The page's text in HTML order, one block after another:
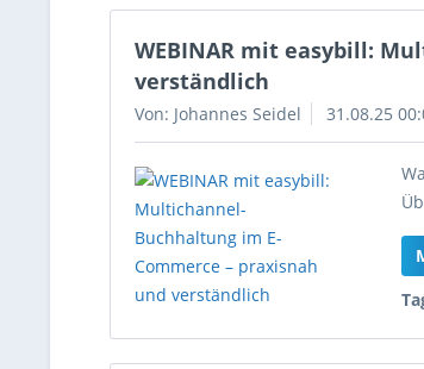
WEBINAR mit easybill:
verständlich
Von: Johannes Seidel 31.08.25